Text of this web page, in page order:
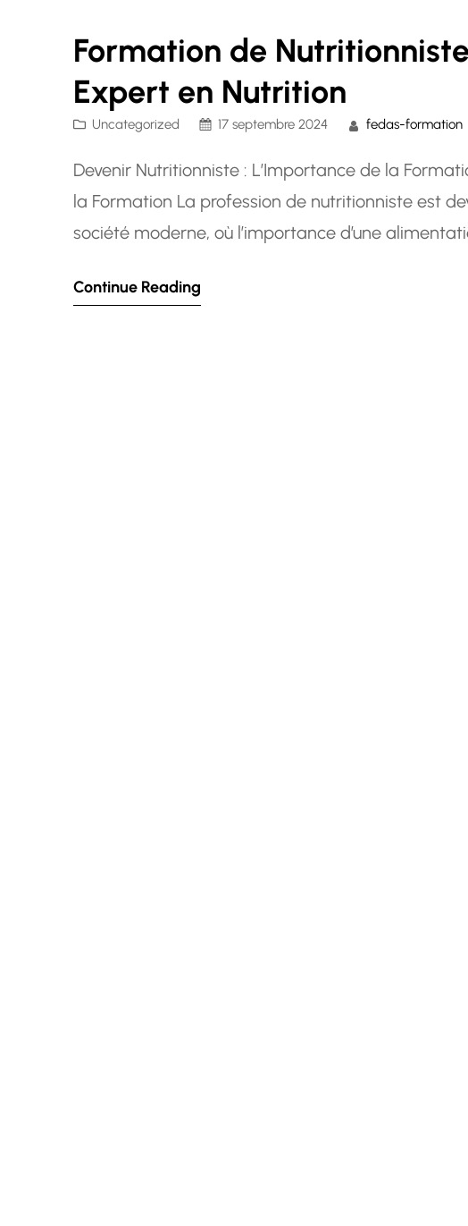
Formation de
Expert en Nutrition
Uncategorized 17 septembre 2024 fedas-formation
Devenir Nutritionniste : L’Importance de la
la Formation La profession de nutritionniste est
société moderne, où l’importance d’une
autres à améliorer…
Continue Reading